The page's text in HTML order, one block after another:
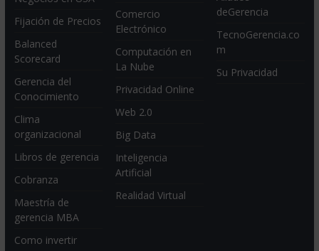
Fijación de Precios
Balanced
Scorecard
Gerencia del
Conocimiento
Clima
organizacional
Libros de gerencia
Cobranza
Maestría de
gerencia MBA
Como invertir
Comercio
Electrónico
Computación en
La Nube
Privacidad Online
Web 2.0
Big Data
Inteligencia
Artificial
Realidad Virtual
deGerencia
TecnoGerencia.co
m
Su Privacidad